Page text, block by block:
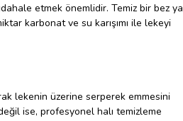
etmek önemlidir. Temiz bir bez ya
karbonat ve su karışımı ile lekeyi
lekenin üzerine serperek emmesini
ise, profesyonel halı temizleme